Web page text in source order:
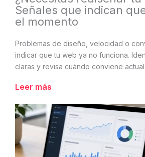
Señales que indican
el momento
Problemas de diseño, velocidad o
indicar que tu web ya no funciona.
claras y revisa cuándo conviene
Leer más